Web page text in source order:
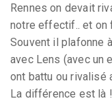
Rennes on devait
notre effectif.. et on
Souvent il plafonne
avec Lens (avec un
ont battu ou rivalisé
La différence est là